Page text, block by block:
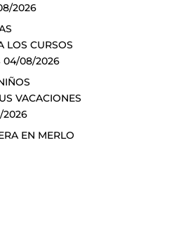
2026
LOS CURSOS
04/08/2026
VACACIONES
EN MERLO